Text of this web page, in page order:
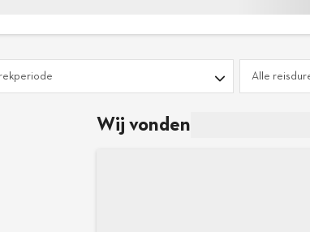
Wij vonden